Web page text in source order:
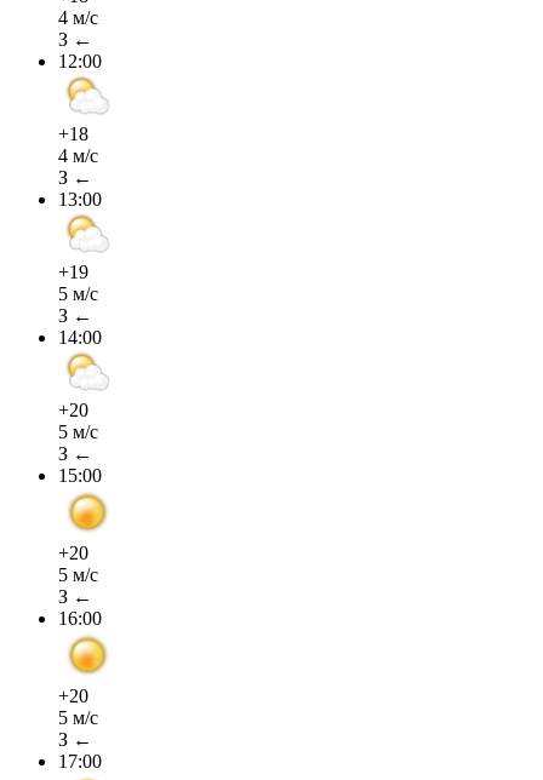
4 м/с
З ←
12:00
+18
4 м/с
З ←
13:00
+19
5 м/с
З ←
14:00
+20
5 м/с
З ←
15:00
+20
5 м/с
З ←
16:00
+20
5 м/с
З ←
17:00